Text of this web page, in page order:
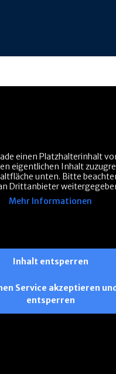
einen Platzhalterinhalt
eigentlichen Inhalt
unten. Bitte
Drittanbieter
Mehr Informationen
Inhalt entsperren
Service akzeptieren
entsperren